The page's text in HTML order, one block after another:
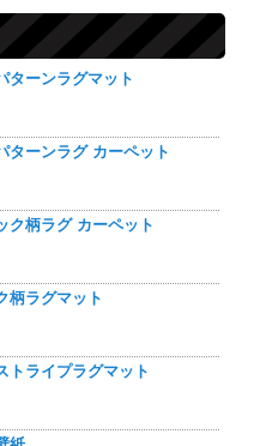
ターンラグマット
ターンラグ カーペット
ク柄ラグ カーペット
柄ラグマット
トライプラグマット